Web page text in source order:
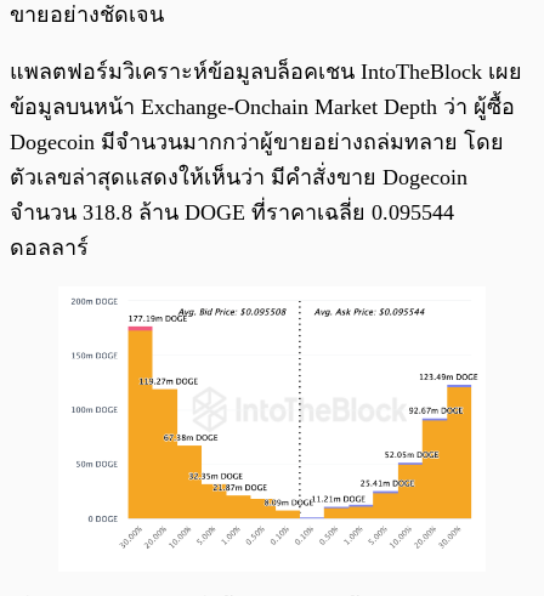
ขายอย่างชัดเจน
แพลตฟอร์มวิเคราะห์ข้อมูลบล็อคเชน IntoTheBlock เผย
ข้อมูลบนหน้า Exchange-Onchain Market Depth ว่า ผู้ซื้อ
Dogecoin มีจำนวนมากกว่าผู้ขายอย่างถล่มทลาย โดย
ตัวเลขล่าสุดแสดงให้เห็นว่า มีคำสั่งขาย Dogecoin
จำนวน 318.8 ล้าน DOGE ที่ราคาเฉลี่ย 0.095544
ดอลลาร์